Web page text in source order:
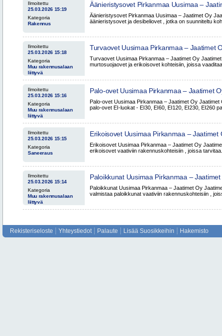
Ilmoitettu
25.03.2026 15:19
Kategoria
Rakennus
Äänieristysovet Pirkanmaa Uusimaa –
Äänieristysovet Pirkanmaa Uusimaa – Jaatimet Oy
äänieristysovet ja desibeliovet , jotka on suunniteltu
Ilmoitettu
25.03.2026 15:18
Kategoria
Muu rakennusalaan
liittyvä
Turvaovet Uusimaa Pirkanmaa – Jaatimet
Turvaovet Uusimaa Pirkanmaa – Jaatimet Oy
murtosuojaovet ja erikoisovet kohteisiin, joissa
Ilmoitettu
25.03.2026 15:16
Kategoria
Muu rakennusalaan
liittyvä
Palo-ovet Uusimaa Pirkanmaa – Jaatimet
Palo-ovet Uusimaa Pirkanmaa – Jaatimet Oy
palo-ovet EI-luokat - EI30, EI60, EI120, EI230, EI260
Ilmoitettu
25.03.2026 15:15
Kategoria
Saneeraus
Erikoisovet Uusimaa Pirkanmaa – Jaatimet
Erikoisovet Uusimaa Pirkanmaa – Jaatimet Oy
erikoisovet vaativiin rakennuskohteisiin , joissa
Ilmoitettu
25.03.2026 15:14
Kategoria
Muu rakennusalaan
liittyvä
Paloikkunat Uusimaa Pirkanmaa – Jaatimet
Paloikkunat Uusimaa Pirkanmaa – Jaatimet Oy
valmistaa paloikkunat vaativiin rakennuskohteisiin ,
Rekisteriseloste Yhteystiedot Palaute Lisää Suosikkeihin Hakemisto